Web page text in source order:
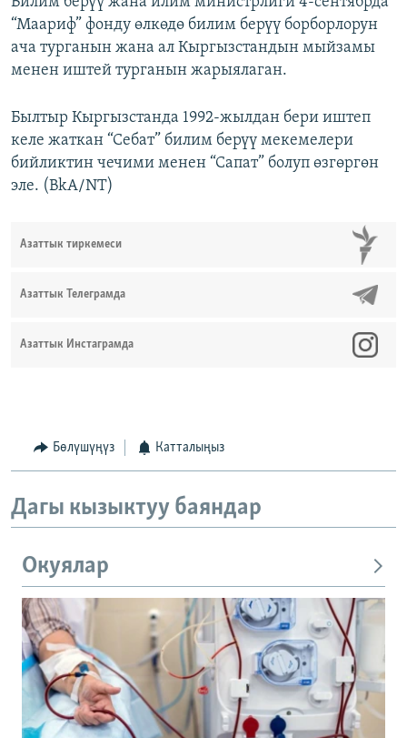
“Маариф” фонду өлкөдө билим берүү борборлорун
ача турганын жана ал Кыргызстандын мыйзамы
менен иштей турганын жарыялаган.
Былтыр Кыргызстанда 1992-жылдан бери иштеп
келе жаткан “Себат” билим берүү мекемелери
бийликтин чечими менен “Сапат” болуп өзгөргөн
эле. (BkA/NT)
Азаттык тиркемеси
Азаттык Телеграмда
Азаттык Инстаграмда
Бөлүшүңүз Катталыңыз
Дагы кызыктуу баяндар
Окуялар